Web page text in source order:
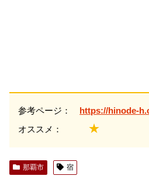
参考ページ： https://hinode-
オススメ： ★
那覇市 宿